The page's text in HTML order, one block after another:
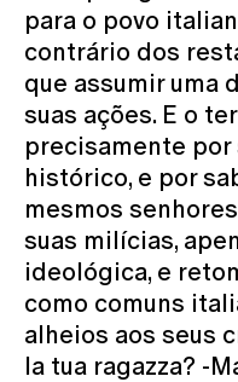
para o povo
contrário dos
que assumir uma
suas ações. E o
precisamente
histórico, e por
mesmos
suas milícias,
ideológica, e
como comuns
alheios aos seus
la tua ragazza? -